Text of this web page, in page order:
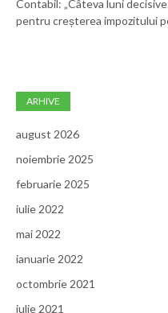
Contabil: „Câteva luni
pentru creșterea impozitului
ARHIVE
august 2026
noiembrie 2025
februarie 2025
iulie 2022
mai 2022
ianuarie 2022
octombrie 2021
iulie 2021